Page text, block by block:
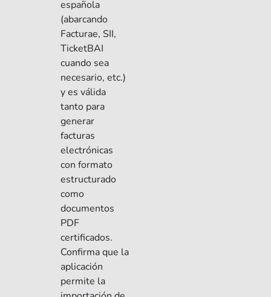
española
(abarcando
Facturae, SII,
TicketBAI
cuando sea
necesario, etc.)
y es válida
tanto para
generar
facturas
electrónicas
con formato
estructurado
como
documentos
PDF
certificados.
Confirma que la
aplicación
permite la